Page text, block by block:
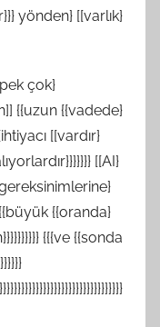
yönden} [[varlık}
çok}
{{uzun {{vadede}
[[vardır}
[[AI}
{{oranda}
{{{ve {{sonda